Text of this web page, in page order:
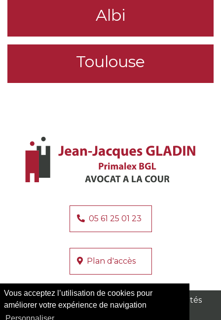
Vous acceptez l’utilisation de cookies pour
améliorer votre expérience de navigation
Albi
Toulouse
05 61 25 01 23
Plan d'accès
Nos zones d'intervention Archives
Actualités
Services